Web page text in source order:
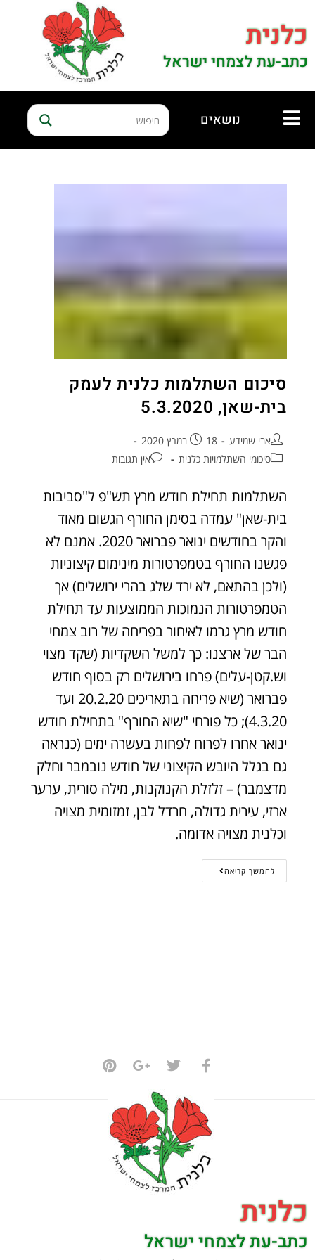
כלנית
כתב-עת לצמחי ישראל
נושאים
סיכום השתלמות כלנית לעמק
בית-שאן, 5.3.2020
אבי שמידע
18 במרץ 2020
סיכומי השתלמויות כלנית
אין תגובות
השתלמות תחילת חודש מרץ תש"פ ל"סביבות
בית-שאן" עמדה בסימן החורף הגשום מאוד
והקר בחודשים ינואר פברואר 2020. אמנם לא
פגשנו החורף בטמפרטורות מינימום קיצוניות
(ולכן בהתאם, לא ירד שלג בהרי ירושלים) אך
הטמפרטורות הנמוכות הממוצעות עד תחילת
חודש מרץ גרמו לאיחור בפריחה של רוב צמחי
הבר של ארצנו: כך למשל השקדיות (שקד מצוי
וש.קטן-עלים) פרחו בירושלים רק בסוף חודש
פברואר (שיא פריחה בתאריכים 20.2.20 ועד
4.3.20); כל פורחי "שיא החורף" בתחילת חודש
ינואר אחרו לפרוח לפחות בעשרה ימים (כנראה
גם בגלל היובש הקיצוני של חודש נובמבר וחלק
מדצמבר) – זלזלת הקנוקנות, מילה סורית, ערער
ארזי, עירית גדולה, חרדל לבן, זמזומית מצויה
וכלנית מצויה אדומה.
להמשך קריאה
כלנית
כתב-עת לצמחי ישראל